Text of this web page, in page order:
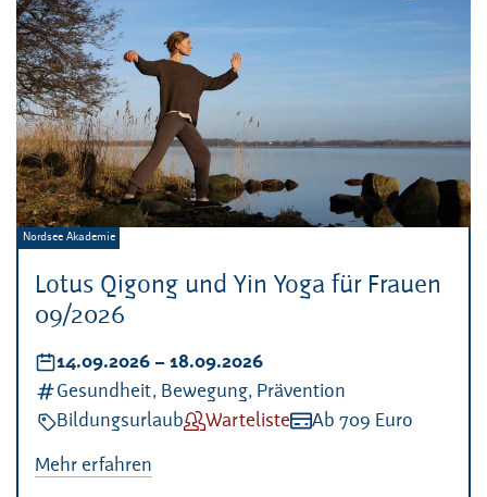
Lotus Qigong und Yin Yoga für Frauen
09/2026
Veranstalter:
Nordsee Akademie
Datum:
14.09.2026 – bis
18.09.2026
Kategorien:
Gesundheit, Bewegung, Prävention
Veranstaltungsart:
BildungsurlaubVerfügbarkeit:
WartelisteKosten:
Ab 709 Euro
Mehr erfahren